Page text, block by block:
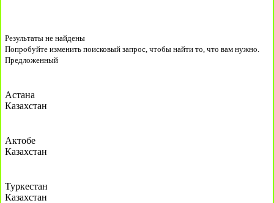
Результаты не найдены
Попробуйте изменить поисковый запрос, чтобы найти то, что вам нужно.
Предложенный
Астана
Казахстан
Актобе
Казахстан
Туркестан
Казахстан